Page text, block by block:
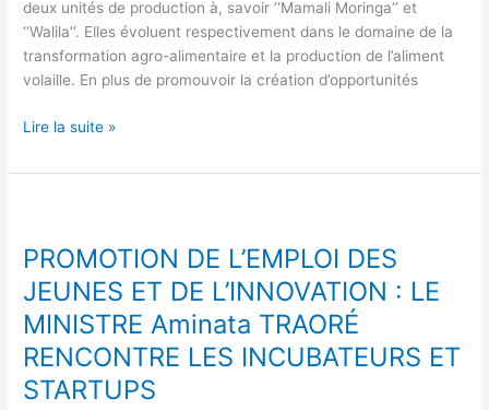
deux unités de production à, savoir ‘‘Mamali Moringa’’ et
‘‘Walila’’. Elles évoluent respectivement dans le domaine de la
transformation agro-alimentaire et la production de l’aliment
volaille. En plus de promouvoir la création d’opportunités
Lire la suite »
PROMOTION DE L’EMPLOI DES
JEUNES ET DE L’INNOVATION : LE
MINISTRE Aminata TRAORÉ
RENCONTRE LES INCUBATEURS ET
STARTUPS
L’EMPLOI
DES
JEUNES
ET
DE
L’INNOVATION
: